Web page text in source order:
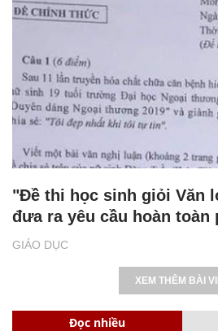
GIÁO DỤC
"Đề thi học sinh giỏi Văn
đưa ra yêu cầu hoàn toàn
XEM THÊM BÀI
Đọc nhiều